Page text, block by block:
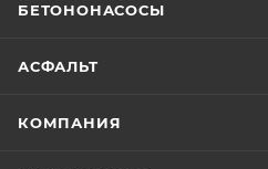
БЕТОНОНАСОСЫ
АСФАЛЬТ
КОМПАНИЯ